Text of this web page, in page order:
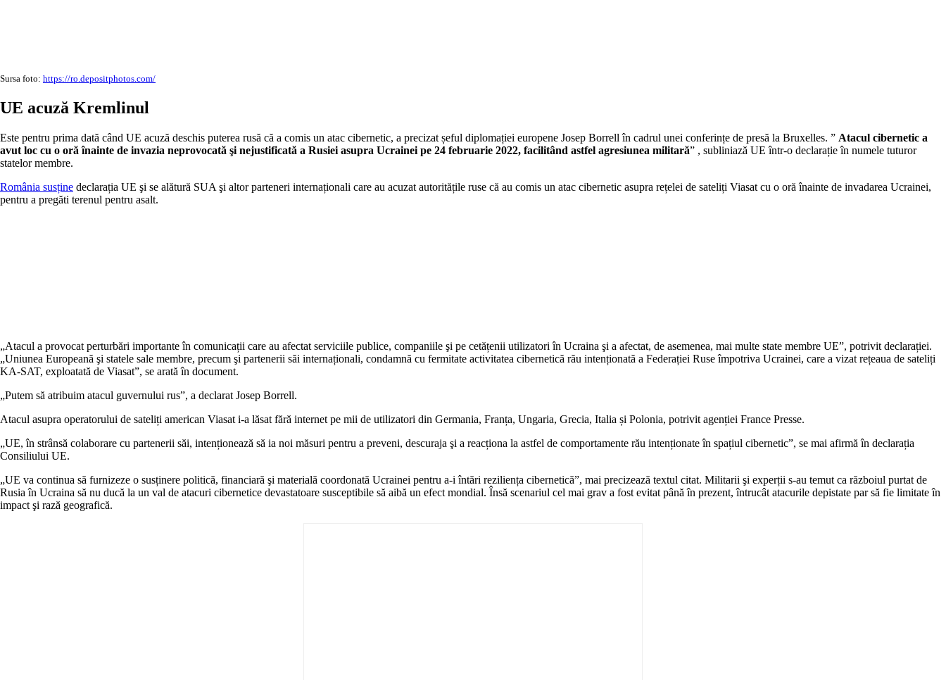
Sursa foto: https://ro.depositphotos.com/
UE acuză Kremlinul
Este pentru prima dată când UE acuză deschis puterea rusă că a comis un atac cibernetic, a precizat șeful diplomației europene Josep Borrell în cadrul unei conferințe de presă la Bruxelles. ” Atacul cibernetic a
avut loc cu o oră înainte de invazia neprovocată şi nejustificată a Rusiei asupra Ucrainei pe 24 februarie 2022, facilitând astfel agresiunea militară” , subliniază UE într-o declarație în numele tuturor
statelor membre.
România susține declarația UE şi se alătură SUA şi altor parteneri internaționali care au acuzat autoritățile ruse că au comis un atac cibernetic asupra rețelei de sateliți Viasat cu o oră înainte de invadarea Ucrainei,
pentru a pregăti terenul pentru asalt.
„Atacul a provocat perturbări importante în comunicații care au afectat serviciile publice, companiile şi pe cetățenii utilizatori în Ucraina şi a afectat, de asemenea, mai multe state membre UE”, potrivit declarației.
„Uniunea Europeană şi statele sale membre, precum şi partenerii săi internaționali, condamnă cu fermitate activitatea cibernetică rău intenționată a Federației Ruse împotriva Ucrainei, care a vizat rețeaua de sateliți
KA-SAT, exploatată de Viasat”, se arată în document.
„Putem să atribuim atacul guvernului rus”, a declarat Josep Borrell.
Atacul asupra operatorului de sateliți american Viasat i-a lăsat fără internet pe mii de utilizatori din Germania, Franța, Ungaria, Grecia, Italia și Polonia, potrivit agenției France Presse.
„UE, în strânsă colaborare cu partenerii săi, intenționează să ia noi măsuri pentru a preveni, descuraja şi a reacționa la astfel de comportamente rău intenționate în spațiul cibernetic”, se mai afirmă în declarația
Consiliului UE.
„UE va continua să furnizeze o susținere politică, financiară şi materială coordonată Ucrainei pentru a-i întări reziliența cibernetică”, mai precizează textul citat. Militarii şi experții s-au temut ca războiul purtat de
Rusia în Ucraina să nu ducă la un val de atacuri cibernetice devastatoare susceptibile să aibă un efect mondial. Însă scenariul cel mai grav a fost evitat până în prezent, întrucât atacurile depistate par să fie limitate în
impact şi rază geografică.